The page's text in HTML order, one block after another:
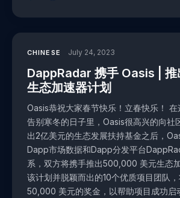
CHINESE July 24, 2023
DappRadar 携手 Oasis |
生态加速器计划
Oasis恭祝大家春节快乐！立春快乐！ 在
告别寒冬的日子里，Oasis很高兴的向社
出2亿美元的生态发展扶持基金之后，
Dapp市场数据和Dapp分发平台
系，双方将携手推出500,000 美元生态
该计划并脱颖而出的10个优质项目团队
50,000 美元的奖金，以帮助项目成功启